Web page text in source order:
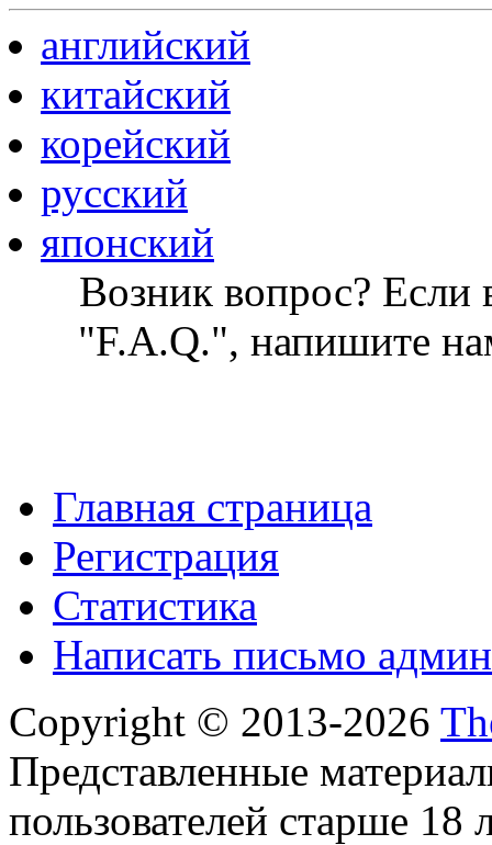
английский
китайский
корейский
русский
японский
Возник вопрос? Если
"F.A.Q.", напишите
Главная страница
Регистрация
Статистика
Написать письмо
Copyright © 2013-2026
Представленные
пользователей старше 18